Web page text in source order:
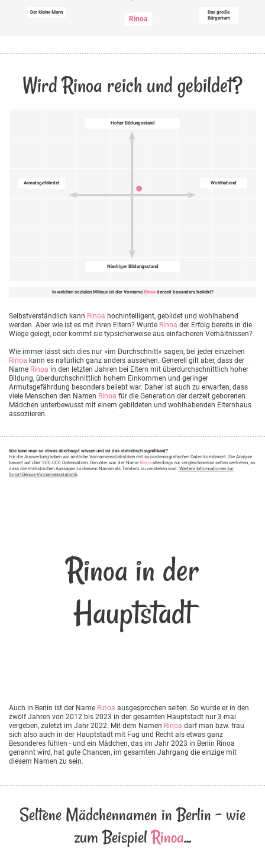
Der kleine Mann
Rinoa
Das große
Bürgertum
Wird Rinoa reich und gebildet?
Hoher Bildungsstand
Wohlhabend
Niedriger Bildungsstand
Armutsgefährdet
In welchen sozialen Milieus ist der Vorname Rinoaderzeit besonders beliebt?
Selbstverständlich kann Rinoa hochintelligent, gebildet und wohlhabend
werden. Aber wie ist es mit ihren Eltern? Wurde Rinoa der Erfolg bereits in die
Wiege gelegt, oder kommt sie typsicherweise aus einfacheren Verhältnissen?
Wie immer lässt sich dies nur »im Durchschnitt« sagen, bei jeder einzelnen
Rinoa kann es natürlich ganz anders aussehen. Generell gilt aber, dass der
Name Rinoa in den letzten Jahren bei Eltern mit überdurchschnittlich hoher
Bildung, überdurchschnittlich hohem Einkommen und geringer
Armutsgefährdung besonders beliebt war. Daher ist auch zu erwarten, dass
viele Menschen den Namen Rinoa für die Generation der derzeit geborenen
Mädchen unterbewusst mit einem gebildeten und wohlhabenden Elternhaus
assoziieren.
Wie kann man so etwas überhaupt wissen und ist das statistisch signifikant?
Für die Auswertung haben wir amtliche Vornamensstatistiken mit soziodemografischen Daten kombiniert. Die Analyse
basiert auf über 300.000 Datensätzen. Darunter war der Name Rinoa allerdings nur vergleichsweise selten vertreten, so
dass die statistischen Aussagen zu diesem Namen als Tendenz zu verstehen sind. Weitere Informationen zur
SmartGenius-Vornamensstatistik.
Rinoa in der
Hauptstadt
Auch in Berlin ist der Name Rinoa ausgesprochen selten. So wurde er in den
zwölf Jahren von 2012 bis 2023 in der gesamten Hauptstadt nur 3-mal
vergeben, zuletzt im Jahr 2022. Mit dem Namen Rinoa darf man bzw. frau
sich also auch in der Hauptstadt mit Fug und Recht als etwas ganz
Besonderes fühlen - und ein Mädchen, das im Jahr 2023 in Berlin Rinoa
genannt wird, hat gute Chancen, im gesamten Jahrgang die einzige mit
diesem Namen zu sein.
Seltene Mädchennamen in Berlin - wie
zum BeispielRinoa...